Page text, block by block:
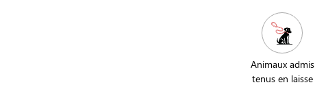
Animaux admis
tenus en laisse